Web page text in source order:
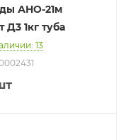
АНО-21м
Д3 1кг туба
: 13